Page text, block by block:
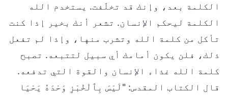
الكلمة بعد، وإنك قد تخلّفت. يستخدم الله
الكلمة ليحكم الإنسان. تشعر أنك بخير إذا كنت
تأكل من كلمة الله وتشرب منها، وإذا لم تفعل
ذلك، فلن يكون أمامك أي سبيل لتتبعه. تصبح
كلمة الله غذاء الإنسان والقوة التي تدفعه.
قال الكتاب المقدس: "لَيْسَ بِٱلْخُبْزِ وَحْدَهُ يَحْيَا